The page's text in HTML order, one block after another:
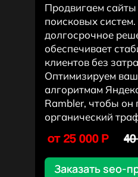
Продвигаем
поисковых
долгосрочное
обеспечивает
клиентов без
Оптимизируем
алгоритмам
Rambler, чтобы он
органический
от 25 000 P
Заказать seo-